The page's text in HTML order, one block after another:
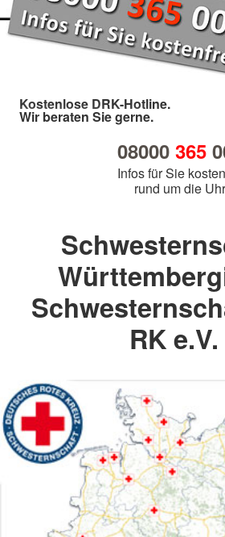
Kostenlose DRK-Hotline.
Wir beraten Sie gerne.
08000 365
Infos für Sie
rund um die Uhr
RK e.V.